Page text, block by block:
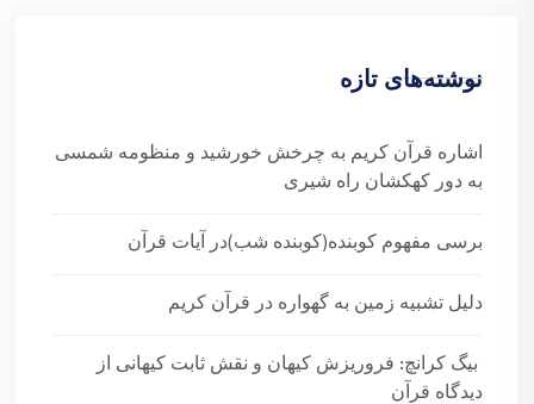
نوشته‌های تازه
اشاره قرآن کریم به چرخش خورشید و منظومه شمسی
به دور کهکشان راه شیری
برسی مفهوم کوبنده(کوبنده شب)در آیات قرآن
دلیل تشبیه زمین به گهواره در قرآن کریم
بیگ کرانچ: فروریزش کیهان و نقش ثابت کیهانی از
دیدگاه قرآن